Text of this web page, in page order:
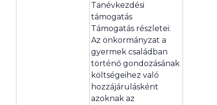
Tanévkezdési
támogatás
Támogatás részletei:
Az önkormányzat a
gyermek családban
történő gondozásának
költségeihez való
hozzájárulásként
azoknak az